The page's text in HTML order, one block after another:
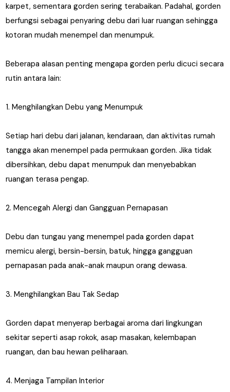
karpet, sementara gorden sering terabaikan. Padahal, gorden
berfungsi sebagai penyaring debu dari luar ruangan sehingga
kotoran mudah menempel dan menumpuk.
Beberapa alasan penting mengapa gorden perlu dicuci secara
rutin antara lain:
1. Menghilangkan Debu yang Menumpuk
Setiap hari debu dari jalanan, kendaraan, dan aktivitas rumah
tangga akan menempel pada permukaan gorden. Jika tidak
dibersihkan, debu dapat menumpuk dan menyebabkan
ruangan terasa pengap.
2. Mencegah Alergi dan Gangguan Pernapasan
Debu dan tungau yang menempel pada gorden dapat
memicu alergi, bersin-bersin, batuk, hingga gangguan
pernapasan pada anak-anak maupun orang dewasa.
3. Menghilangkan Bau Tak Sedap
Gorden dapat menyerap berbagai aroma dari lingkungan
sekitar seperti asap rokok, asap masakan, kelembapan
ruangan, dan bau hewan peliharaan.
4. Menjaga Tampilan Interior